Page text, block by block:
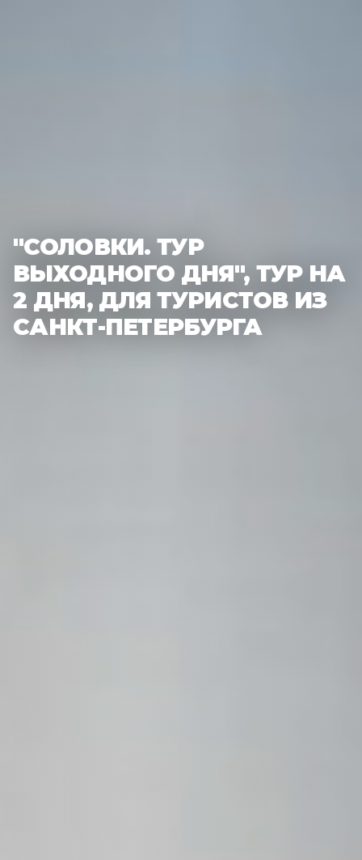
"СОЛОВКИ. ТУР
ВЫХОДНОГО ДНЯ", ТУР НА
2 ДНЯ, ДЛЯ ТУРИСТОВ ИЗ
САНКТ-ПЕТЕРБУРГА